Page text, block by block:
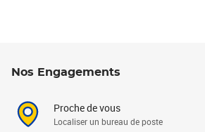
Nos Engagements
Proche de vous
Localiser un bureau de poste